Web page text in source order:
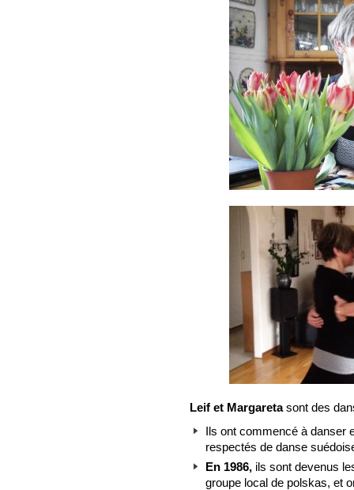
Leif et Margaretasont des
Ils ont commencé à danser
respectés de danse
En 1986, ils sont devenus
groupe local de polskas, et